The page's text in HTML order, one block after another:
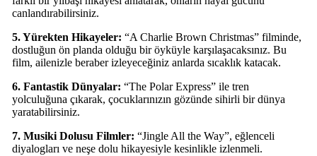
canlandırabilirsiniz.
5. Yürekten Hikayeler: “A Charlie Brown Christmas” filminde,
dostluğun ön planda olduğu bir öyküyle karşılaşacaksınız. Bu
film, ailenizle beraber izleyeceğiniz anlarda sıcaklık katacak.
6. Fantastik Dünyalar: “The Polar Express” ile tren
yolculuğuna çıkarak, çocuklarınızın gözünde sihirli bir dünya
yaratabilirsiniz.
7. Musiki Dolusu Filmler: “Jingle All the Way”, eğlenceli
diyalogları ve neşe dolu hikayesiyle kesinlikle izlenmeli.